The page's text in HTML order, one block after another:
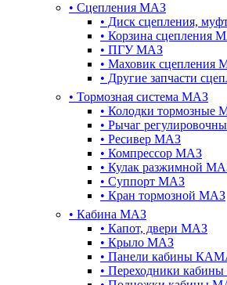
• Сцепления МАЗ
• Диск сцепления,
• Корзина сцепления
• ПГУ МАЗ
• Маховик сцепления
• Другие запчасти
• Тормозная система МАЗ
• Колодки тормозные
• Рычаг
• Ресивер МАЗ
• Компрессор МАЗ
• Кулак разжимной
• Суппорт МАЗ
• Кран тормозной МАЗ
• Кабина МАЗ
• Капот, двери МАЗ
• Крыло МАЗ
• Панели кабины
• Переходники